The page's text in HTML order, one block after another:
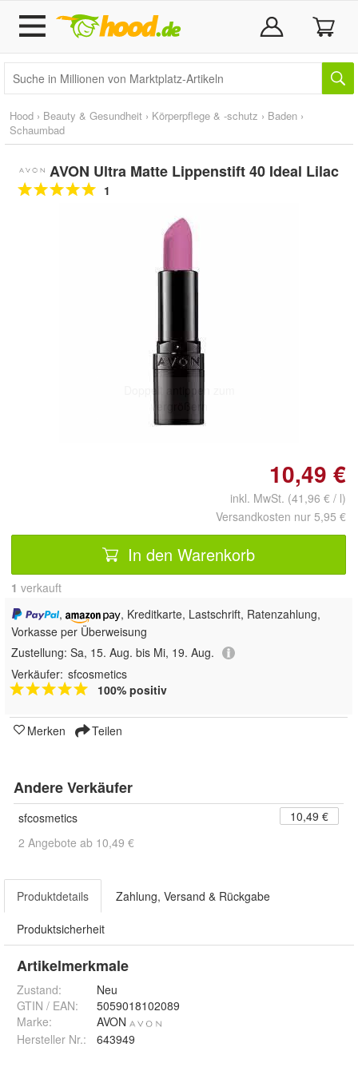
Hood › Beauty & Gesundheit › Körperpflege & -schutz › Baden ›
Schaumbad
AVON Ultra Matte Lippenstift 40 Ideal Lilac
1
Doppelt antippen zum
vergrößern
10,49 €
inkl. MwSt. (41,96 € / l)
Versandkosten nur 5,95 €
In den Warenkorb
1 verkauft
,
, Kreditkarte, Lastschrift, Ratenzahlung,
Vorkasse per Überweisung
Zustellung: Sa, 15. Aug. bis Mi, 19. Aug.
Verkäufer: sfcosmetics
100% positiv
Merken Teilen
Andere Verkäufer
sfcosmetics
10,49 €
2 Angebote ab 10,49 €
Produktdetails Zahlung, Versand & Rückgabe
Produktsicherheit
Artikelmerkmale
Zustand:
Neu
GTIN / EAN:
5059018102089
Marke:
AVON
Hersteller Nr.:
643949